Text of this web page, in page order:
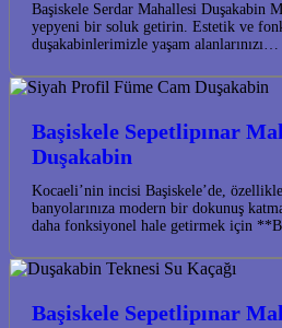
Başiskele Serdar Mahallesi Duşakabin
yepyeni bir soluk getirin. Estetik ve
duşakabinlerimizle yaşam alanlarınızı…
Başiskele Sepetlipınar
Duşakabin
Kocaeli’nin incisi Başiskele’de,
banyolarınıza modern bir dokunuş
daha fonksiyonel hale getirmek için
Başiskele Sepetlipınar